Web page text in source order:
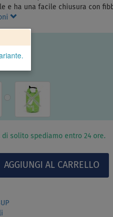
e ha una facile chiusura con
di solito spediamo entro 24 ore.